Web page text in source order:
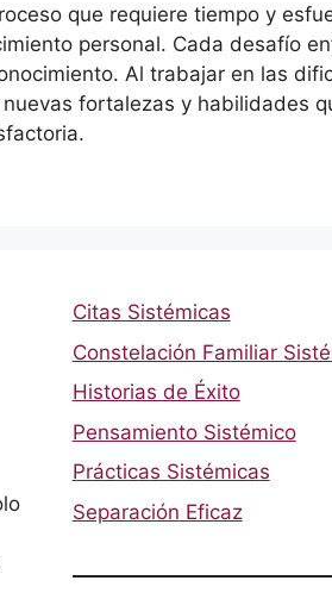
que requiere tiempo y
personal. Cada desafío
Al trabajar en las
fortalezas y habilidades
Citas Sistémicas
Constelación Familiar
Historias de Éxito
Pensamiento Sistémico
Prácticas Sistémicas
Separación Eficaz